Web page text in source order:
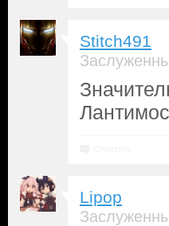
Stitch491
Lipop